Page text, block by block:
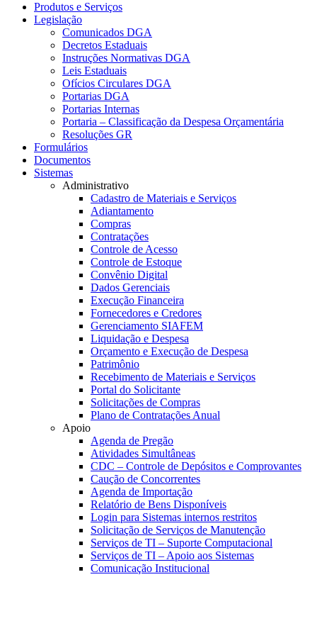
Produtos e Serviços
Legislação
Comunicados DGA
Decretos Estaduais
Instruções Normativas DGA
Leis Estaduais
Ofícios Circulares DGA
Portarias DGA
Portarias Internas
Portaria – Classificação da Despesa Orçamentária
Resoluções GR
Formulários
Documentos
Sistemas
Administrativo
Cadastro de Materiais e Serviços
Adiantamento
Compras
Contratações
Controle de Acesso
Controle de Estoque
Convênio Digital
Dados Gerenciais
Execução Financeira
Fornecedores e Credores
Gerenciamento SIAFEM
Liquidação e Despesa
Orçamento e Execução de Despesa
Patrimônio
Recebimento de Materiais e Serviços
Portal do Solicitante
Solicitações de Compras
Plano de Contratações Anual
Apoio
Agenda de Pregão
Atividades Simultâneas
CDC – Controle de Depósitos e Comprovantes
Caução de Concorrentes
Agenda de Importação
Relatório de Bens Disponíveis
Login para Sistemas internos restritos
Solicitação de Serviços de Manutenção
Serviços de TI – Suporte Computacional
Serviços de TI – Apoio aos Sistemas
Comunicação Institucional